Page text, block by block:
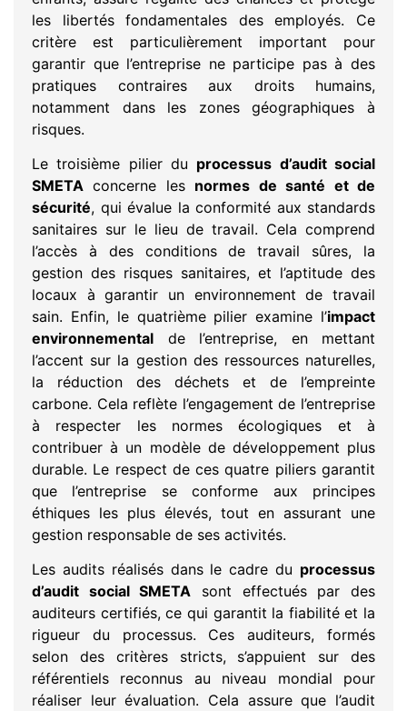
les libertés fondamentales des employés. Ce
critère est particulièrement important pour
garantir que l’entreprise ne participe pas à des
pratiques contraires aux droits humains,
notamment dans les zones géographiques à
risques.
Le troisième pilier du processus d’audit social
SMETA concerne les normes de santé et de
sécurité, qui évalue la conformité aux standards
sanitaires sur le lieu de travail. Cela comprend
l’accès à des conditions de travail sûres, la
gestion des risques sanitaires, et l’aptitude des
locaux à garantir un environnement de travail
sain. Enfin, le quatrième pilier examine l’impact
environnemental de l’entreprise, en mettant
l’accent sur la gestion des ressources naturelles,
la réduction des déchets et de l’empreinte
carbone. Cela reflète l’engagement de l’entreprise
à respecter les normes écologiques et à
contribuer à un modèle de développement plus
durable. Le respect de ces quatre piliers garantit
que l’entreprise se conforme aux principes
éthiques les plus élevés, tout en assurant une
gestion responsable de ses activités.
Les audits réalisés dans le cadre du processus
d’audit social SMETA sont effectués par des
auditeurs certifiés, ce qui garantit la fiabilité et la
rigueur du processus. Ces auditeurs, formés
selon des critères stricts, s’appuient sur des
référentiels reconnus au niveau mondial pour
réaliser leur évaluation. Cela assure que l’audit